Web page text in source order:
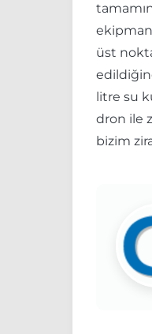
üst
litre su
dron ile
bizim